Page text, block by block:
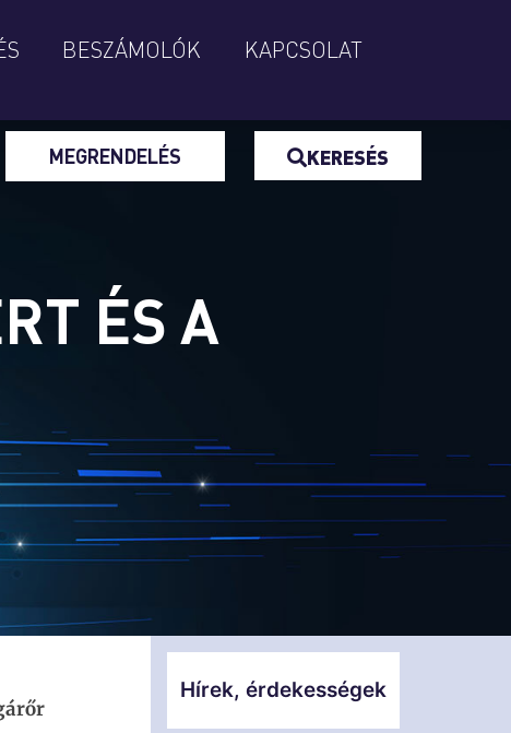
BESZÁMOLÓK KAPCSOLAT
MEGRENDELÉS KERESÉS
ÉS A
Hírek, érdekességek